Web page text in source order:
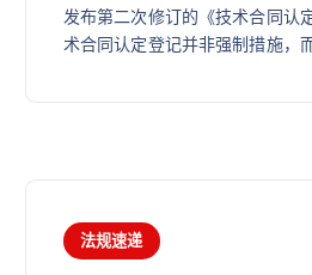
发布第二次修订的《技术合同认
术合同认定登记并非强制措施，
法规速递